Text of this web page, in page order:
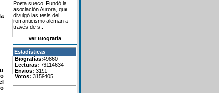
Poeta sueco. Fundó la
asociación Aurora, que
divulgó las tesis del
romanticismo alemán a
través de s...
Ver Biografía
Estadísticas
Biografías:49860
Lecturas: 76114634
Envios: 3191
Votos: 3159405